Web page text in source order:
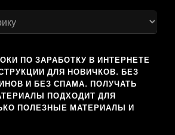
ПО ЗАРАБОТКУ В ИНТЕРНЕТЕ
ДЛЯ НОВИЧКОВ. БЕЗ
И БЕЗ СПАМА. ПОЛУЧАТЬ
ПОДХОДИТ ДЛЯ
ПОЛЕЗНЫЕ МАТЕРИАЛЫ И